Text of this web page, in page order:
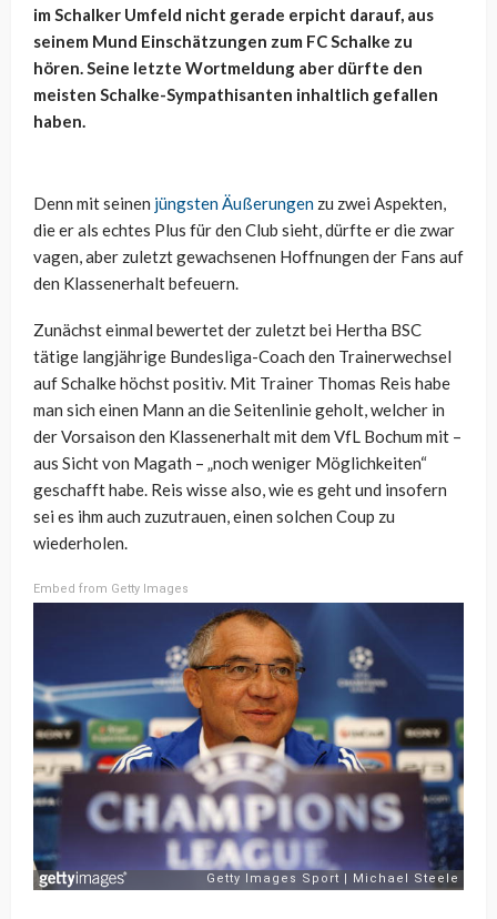
im Schalker Umfeld nicht gerade erpicht darauf, aus
seinem Mund Einschätzungen zum FC Schalke zu
hören. Seine letzte Wortmeldung aber dürfte den
meisten Schalke-Sympathisanten inhaltlich gefallen
haben.
Denn mit seinen jüngsten Äußerungen zu zwei Aspekten,
die er als echtes Plus für den Club sieht, dürfte er die zwar
vagen, aber zuletzt gewachsenen Hoffnungen der Fans auf
den Klassenerhalt befeuern.
Zunächst einmal bewertet der zuletzt bei Hertha BSC
tätige langjährige Bundesliga-Coach den Trainerwechsel
auf Schalke höchst positiv. Mit Trainer Thomas Reis habe
man sich einen Mann an die Seitenlinie geholt, welcher in
der Vorsaison den Klassenerhalt mit dem VfL Bochum mit –
aus Sicht von Magath – „noch weniger Möglichkeiten“
geschafft habe. Reis wisse also, wie es geht und insofern
sei es ihm auch zuzutrauen, einen solchen Coup zu
wiederholen.
Embed from Getty Images